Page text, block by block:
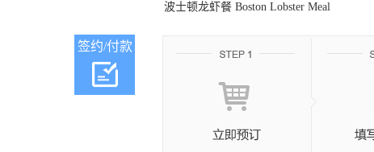
波士顿龙虾餐 Boston Lobster Meal
签约/付款